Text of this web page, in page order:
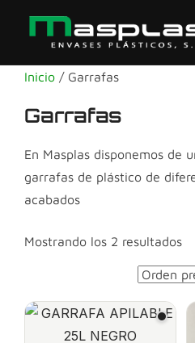
Inicio / Garrafas
Garrafas
En Masplas disponemos de
garrafas de plástico de
acabados
Mostrando los 2 resultados